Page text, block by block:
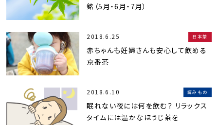
銘（5月・6月・7月）
2018.6.25 日本茶
赤ちゃんも妊婦さんも安心して飲める
京番茶
2018.6.10 読みもの
眠れない夜には何を飲む？ リラックス
タイムには温かなほうじ茶を